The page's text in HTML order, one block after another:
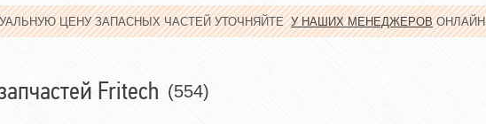
ЦЕНУ ЗАПАСНЫХ ЧАСТЕЙ УТОЧНЯЙТЕУ НАШИХ МЕНЕДЖЕРОВОНЛАЙН
Fritech (554)